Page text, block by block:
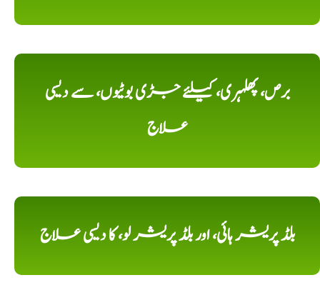
برص، پھلہری، کیلئے جڑی بوٹیوں، سے دیسی
علاج
بلڈ پریشر ہائی، اور بلڈ پریشر لو، کا دیسی علاج